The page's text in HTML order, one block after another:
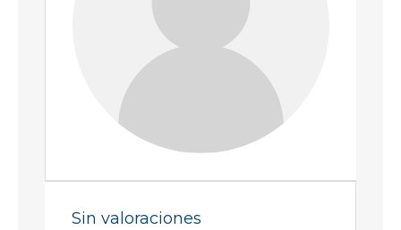
Sin valoraciones